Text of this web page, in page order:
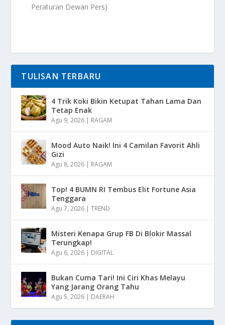
Peraturan Dewan Pers)
TULISAN TERBARU
4 Trik Koki Bikin Ketupat Tahan Lama Dan
Tetap Enak
Agu 9, 2026 | RAGAM
Mood Auto Naik! Ini 4 Camilan Favorit Ahli
Gizi
Agu 8, 2026 | RAGAM
Top! 4 BUMN RI Tembus Elit Fortune Asia
Tenggara
Agu 7, 2026 |TREND
Misteri Kenapa Grup FB Di Blokir Massal
Terungkap!
Agu 6, 2026 | DIGITAL
Bukan Cuma Tari! Ini Ciri Khas Melayu
Yang Jarang Orang Tahu
Agu 5, 2026 | DAERAH